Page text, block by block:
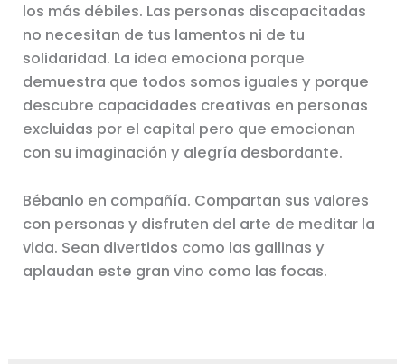
los más débiles. Las personas discapacitadas
no necesitan de tus lamentos ni de tu
solidaridad. La idea emociona porque
demuestra que todos somos iguales y porque
descubre capacidades creativas en personas
excluidas por el capital pero que emocionan
con su imaginación y alegría desbordante.
Bébanlo en compañía. Compartan sus valores
con personas y disfruten del arte de meditar la
vida. Sean divertidos como las gallinas y
aplaudan este gran vino como las focas.